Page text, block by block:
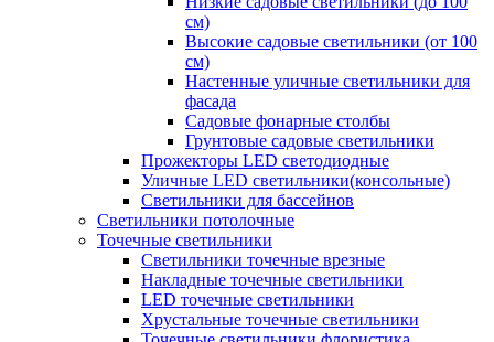
см)
Высокие садовые светильники (от 100
см)
Настенные уличные светильники для
фасада
Садовые фонарные столбы
Грунтовые садовые светильники
Прожекторы LED светодиодные
Уличные LED светильники(консольные)
Светильники для бассейнов
Светильники потолочные
Точечные светильники
Светильники точечные врезные
Накладные точечные светильники
LED точечные светильники
Хрустальные точечные светильники